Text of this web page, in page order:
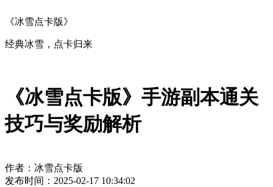
《冰雪点卡版》
经典冰雪，点卡归来
《冰雪点卡版》手游副本通关
技巧与奖励解析
作者：冰雪点卡版
发布时间：2025-02-17 10:34:02